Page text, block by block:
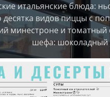
итальянские блюда:
десятка видов пиццы с
минестроне и
шефа: шоколадный